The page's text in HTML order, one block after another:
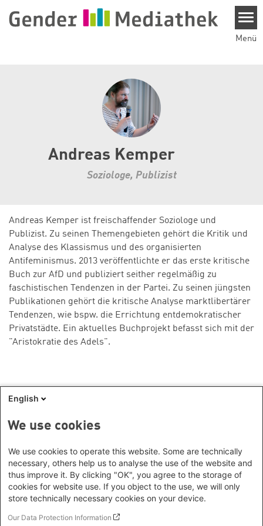
Menü
Andreas Kemper
Soziologe, Publizist
Andreas Kemper ist freischaffender Soziologe und
Publizist. Zu seinen Themengebieten gehört die Kritik und
Analyse des Klassismus und des organisierten
Antifeminismus. 2013 veröffentlichte er das erste kritische
Buch zur AfD und publiziert seither regelmäßig zu
faschistischen Tendenzen in der Partei. Zu seinen jüngsten
Publikationen gehört die kritische Analyse marktlibertärer
Tendenzen, wie bspw. die Errichtung entdemokratischer
Privatstädte. Ein aktuelles Buchprojekt befasst sich mit der
"Aristokratie des Adels".
Alle Beiträge:
Antifeminismus auf dem Weg durch die Institutionen
Footer menu
Datenschutzinformation
Kontakt
English
We use cookies
We use cookies to operate this website. Some are technically
necessary, others help us to analyse the use of the website and
thus improve it. By clicking "OK", you agree to the storage of
cookies for website use. If you object to the use, we will only
store technically necessary cookies on your device.
Our Data Protection Information